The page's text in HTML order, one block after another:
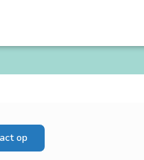
op